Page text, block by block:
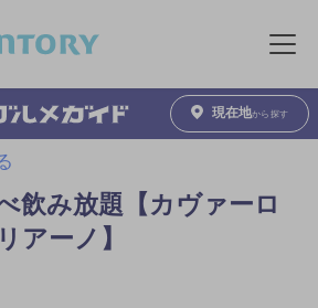
メニュ
現在地から探す
飲み放題【カヴァーロ
アーノ】